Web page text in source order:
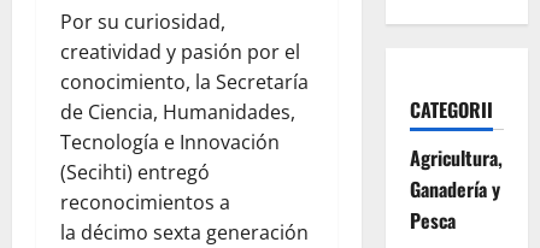
Por su curiosidad,
creatividad y pasión por el
conocimiento, la Secretaría
de Ciencia, Humanidades,
Tecnología e Innovación
(Secihti) entregó
reconocimientos a
la décimo sexta generación
CATEGORII
Agricultura,
Ganadería y
Pesca